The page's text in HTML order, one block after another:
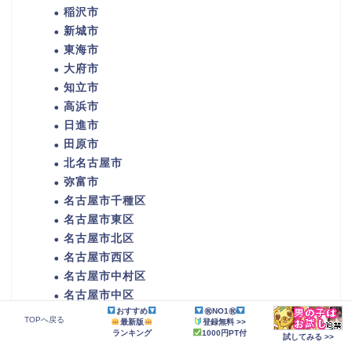
稲沢市
新城市
東海市
大府市
知立市
高浜市
日進市
田原市
北名古屋市
弥富市
名古屋市千種区
名古屋市東区
名古屋市北区
名古屋市西区
名古屋市中村区
名古屋市中区
名古屋市昭和区
名古屋市瑞穂区
TOPへ戻る
おすすめ
最新版
ランキング
㊗NO1㊗
登録無料 >>
1000円PT付
試してみる >>